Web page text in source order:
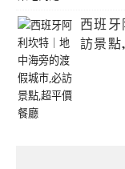
西班
訪景